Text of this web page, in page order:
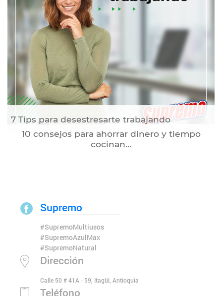
7 Tips para desestresarte trabajando
10 consejos para ahorrar dinero y tiempo
cocinan...
Supremo
#SupremoMultiusos
#SupremoAzulMax
#SupremoNatural
Dirección
Calle 50 # 41A - 59, Itagüí, Antioquia
Teléfono